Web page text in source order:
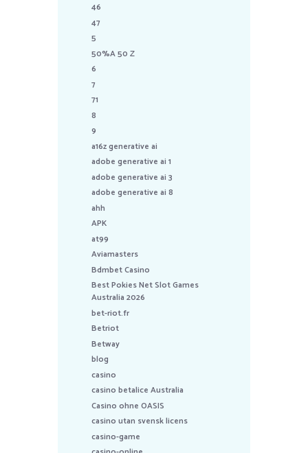
46
47
5
50%A 50 Z
6
7
71
8
9
a16z generative ai
adobe generative ai 1
adobe generative ai 3
adobe generative ai 8
ahh
APK
at99
Aviamasters
Bdmbet Casino
Best Pokies Net Slot Games
Australia 2026
bet-riot.fr
Betriot
Betway
blog
casino
casino betalice Australia
Casino ohne OASIS
casino utan svensk licens
casino-game